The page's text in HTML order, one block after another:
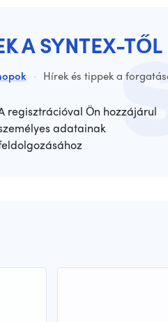
A SYNTEX-TŐL
· Hírek és tippek a
regisztrációval Ön hozzájárul
adatainak